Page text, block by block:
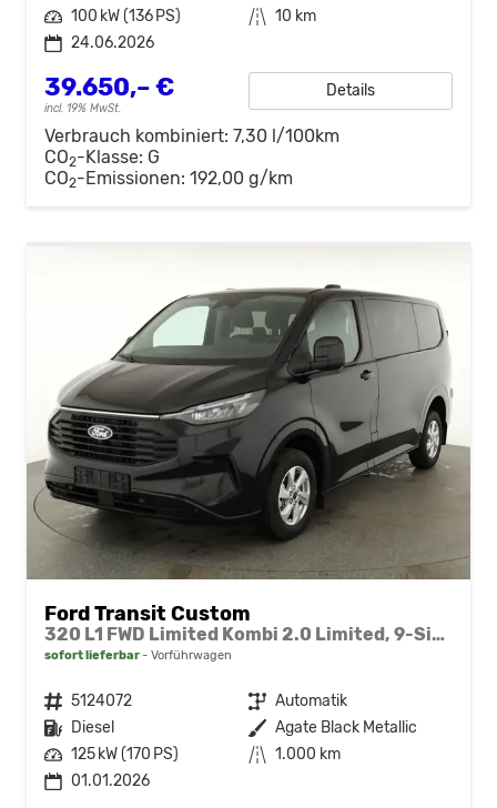
Leistung 100 kW (136 PS) Kilometerstand 10 km
24.06.2026
39.650,– €
incl. 19% MwSt.
Details
Verbrauch kombiniert: 7,30 l/100km
CO2-Klasse: G
CO2-Emissionen: 192,00 g/km
Ford Transit Custom
320 L1 FWD Limited Kombi 2.0 Limited, 9-Sitzer, Navi, FS-beheizbar, Side, Kamera, 4 J.-Garantie
sofort lieferbar Vorführwagen
Fahrzeugnr. 5124072 Getriebe Automatik
Kraftstoff Diesel Außenfarbe Agate Black Metallic
Leistung 125 kW (170 PS) Kilometerstand 1.000 km
01.01.2026